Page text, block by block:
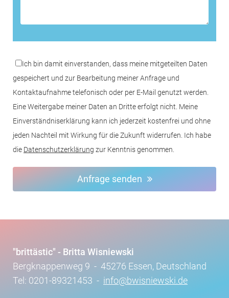
*Datenschutz:
Ich bin damit einverstanden, dass meine mitgeteilten Daten
gespeichert und zur Bearbeitung meiner Anfrage und
Kontaktaufnahme telefonisch oder per E-Mail genutzt werden.
Eine Weitergabe meiner Daten an Dritte erfolgt nicht. Meine
Einverständniserklärung kann ich jederzeit kostenfrei und ohne
jeden Nachteil mit Wirkung für die Zukunft widerrufen. Ich habe
die Datenschutzerklärung zur Kenntnis genommen.
Anfrage senden
"brittästic" - Britta Wisniewski
Bergknappenweg 9 - 45276 Essen, Deutschland
Tel: 0201-89321453 - info@bwisniewski.de